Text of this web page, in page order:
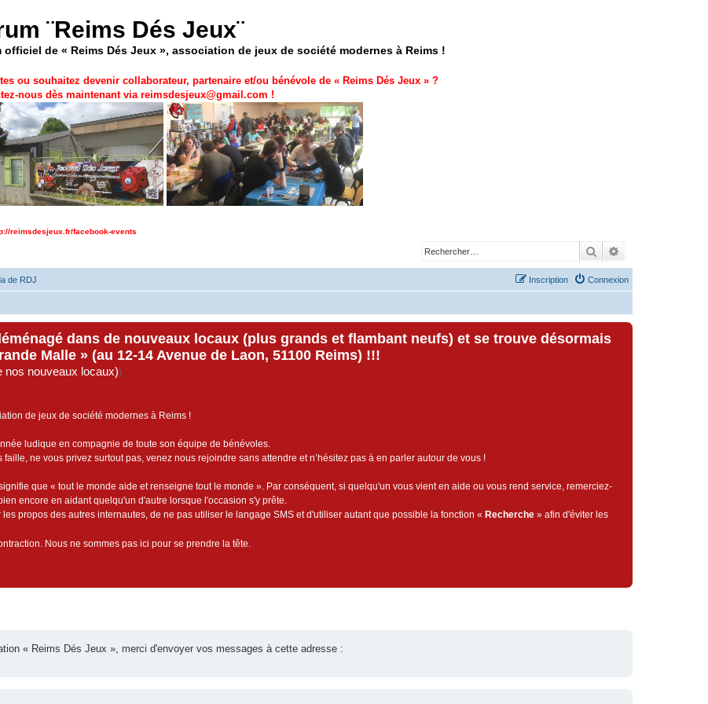
¨Reims Dés Jeux¨
officiel de « Reims Dés Jeux », association de jeux de société modernes à Reims !
ou souhaitez devenir collaborateur, partenaire et/ou bénévole de « Reims Dés Jeux » ?
nous dès maintenant via reimsdesjeux@gmail.com !
reimsdesjeux.fr/facebook-events
Rechercher
de RDJ Connexion
Inscription
dans de nouveaux locaux (plus grands et flambant neufs) et se trouve désormais
Malle » (au 12-14 Avenue de Laon, 51100 Reims) !!!
nos nouveaux locaux))
de jeux de société modernes à Reims !
ludique en compagnie de toute son équipe de bénévoles.
ne vous privez surtout pas, venez nous rejoindre sans attendre et n’hésitez pas à en parler autour de vous !
que « tout le monde aide et renseigne tout le monde ». Par conséquent, si quelqu'un vous vient en aide ou vous rend service, remerciez-
encore en aidant quelqu'un d'autre lorsque l'occasion s'y prête.
propos des autres internautes, de ne pas utiliser le langage SMS et d'utiliser autant que possible la fonction « Recherche » afin d'éviter les
Nous ne sommes pas ici pour se prendre la tête.
« Reims Dés Jeux », merci d'envoyer vos messages à cette adresse :